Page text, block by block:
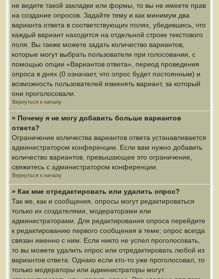
не видите такой закладки или формы, то вы не имеете прав
на создание опросов. Задайте тему и как минимум два
варианта ответа в соответствующих полях, убедившись, что
каждый вариант находится на отдельной строке текстового
поля. Вы также можете задать количество вариантов,
которые могут выбрать пользователи при голосовании, с
помощью опции «Вариантов ответа», период проведения
опроса в днях (0 означает, что опрос будет постоянным) и
возможность пользователей изменять вариант, за который
они проголосовали.
Вернуться к началу
» Почему я не могу добавить больше вариантов
ответа?
Ограничение количества вариантов ответа устанавливается
администратором конференции. Если вам нужно добавить
количество вариантов, превышающее это ограничение,
свяжитесь с администратором конференции.
Вернуться к началу
» Как мне отредактировать или удалить опрос?
Так же, как и сообщения, опросы могут редактироваться
только их создателями, модераторами или
администраторами. Для редактирования опроса перейдите
к редактированию первого сообщения в теме; опрос всегда
связан именно с ним. Если никто не успел проголосовать,
то вы можете удалить опрос или отредактировать любой из
вариантов ответа. Однако если кто-то уже проголосовал, то
только модераторы или администраторы могут